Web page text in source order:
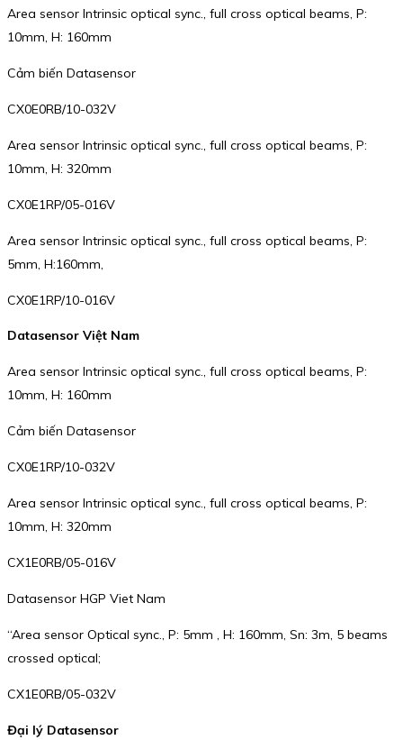
Area sensor Intrinsic optical sync., full cross optical beams, P:
10mm, H: 160mm
Cảm biến Datasensor
CX0E0RB/10-032V
Area sensor Intrinsic optical sync., full cross optical beams, P:
10mm, H: 320mm
CX0E1RP/05-016V
Area sensor Intrinsic optical sync., full cross optical beams, P:
5mm, H:160mm,
CX0E1RP/10-016V
Datasensor Việt Nam
Area sensor Intrinsic optical sync., full cross optical beams, P:
10mm, H: 160mm
Cảm biến Datasensor
CX0E1RP/10-032V
Area sensor Intrinsic optical sync., full cross optical beams, P:
10mm, H: 320mm
CX1E0RB/05-016V
Datasensor HGP Viet Nam
“Area sensor Optical sync., P: 5mm , H: 160mm, Sn: 3m, 5 beams
crossed optical;
CX1E0RB/05-032V
Đại lý Datasensor